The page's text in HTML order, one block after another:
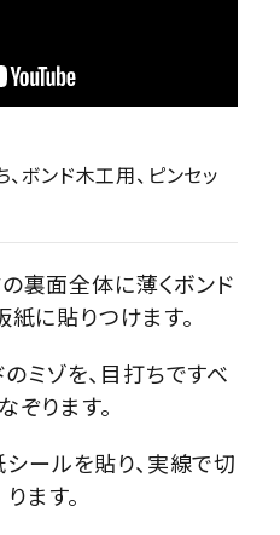
ボンド木工用、ピンセッ
裏面全体に薄くボンド
紙に貼りつけます。
ミゾを、目打ちですべ
ぞります。
ールを貼り、実線で切
ります。